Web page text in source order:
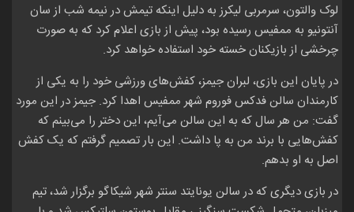
لوک والتون، سرمربی لیکرز به دلیل اینکه تیمش در نیمه شب از سان
آنتونیو به ممفیس رسیده بود،‌ پیش از بازی اعلام کرد که به صورت
چرخشی از بازیکنان خسته خود استفاده خواهد کرد.
در پایان این بازی، لبران جیمز، کفش‌های ورزشی خود را به یکی از
کارمندان سالن فدکس فوروم شهر ممفیس اهدا کرد. جیمز در این مورد
گفت: من هر سال که به این سالن می‌آیم، این دختر را می‌بینم که
کفش‌هایی با برند من به پا داشت. این بار تصمیم گرفتم که یک کفش
اصل به او بدهم.
در بازی دیگری که در سالن یونایتد سنتر شهر شیکاگو برگزار شد، تیم